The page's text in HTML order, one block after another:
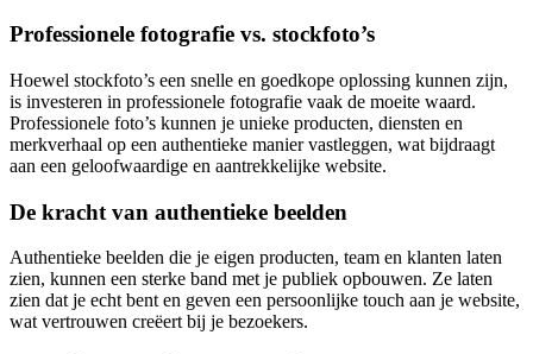
Professionele fotografie vs. stockfoto’s
Hoewel stockfoto’s een snelle en goedkope oplossing kunnen zijn,
is investeren in professionele fotografie vaak de moeite waard.
Professionele foto’s kunnen je unieke producten, diensten en
merkverhaal op een authentieke manier vastleggen, wat bijdraagt
aan een geloofwaardige en aantrekkelijke website.
De kracht van authentieke beelden
Authentieke beelden die je eigen producten, team en klanten laten
zien, kunnen een sterke band met je publiek opbouwen. Ze laten
zien dat je echt bent en geven een persoonlijke touch aan je website,
wat vertrouwen creëert bij je bezoekers.